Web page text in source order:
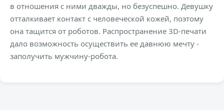
в отношения с ними дважды, но безуспешно. Девушку
отталкивает контакт с человеческой кожей, поэтому
она тащится от роботов. Распространение 3D-печати
дало возможность осуществить ее давнюю мечту -
заполучить мужчину-робота.